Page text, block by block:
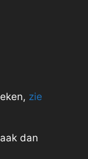
zie
dan